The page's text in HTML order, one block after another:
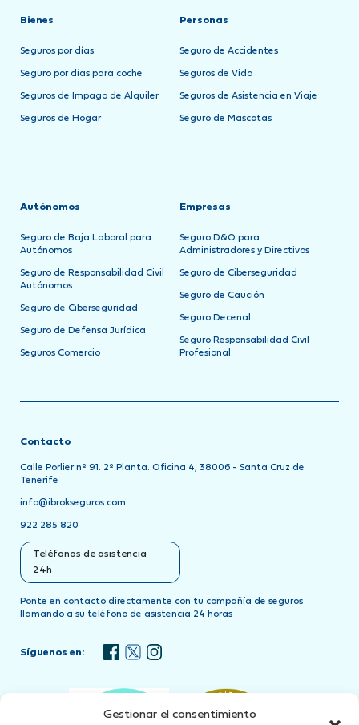
Gestionar el consentimiento
Bienes
Seguros por días
Seguro por días para coche
Seguros de Impago de Alquiler
Seguros de Hogar
Personas
Seguro de Accidentes
Seguros de Vida
Seguros de Asistencia en Viaje
Seguro de Mascotas
Autónomos
Seguro de Baja Laboral para
Autónomos
Seguro de Responsabilidad Civil
Autónomos
Seguro de Ciberseguridad
Seguro de Defensa Jurídica
Seguros Comercio
Empresas
Seguro D&O para
Administradores y Directivos
Seguro de Ciberseguridad
Seguro de Caución
Seguro Decenal
Seguro Responsabilidad Civil
Profesional
Contacto
Calle Porlier nº 91. 2º Planta. Oficina 4, 38006 - Santa Cruz de
Tenerife
info@ibrokseguros.com
922 285 820
Teléfonos de asistencia
24h
Ponte en contacto directamente con tu compañía de seguros
llamando a su teléfono de asistencia 24 horas
Síguenos en: